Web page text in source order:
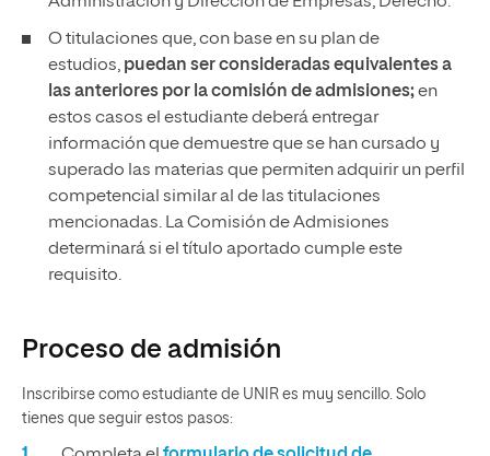
O titulaciones que, con base en su plan de
estudios, puedan ser consideradas equivalentes a
las anteriores por la comisión de admisiones;en
estos casos el estudiante deberá entregar
información que demuestre que se han cursado y
superado las materias que permiten adquirir un perfil
competencial similar al de las titulaciones
mencionadas. La Comisión de Admisiones
determinará si el título aportado cumple este
requisito.
Proceso de admisión
Inscribirse como estudiante de UNIR es muy sencillo. Solo
tienes que seguir estos pasos: